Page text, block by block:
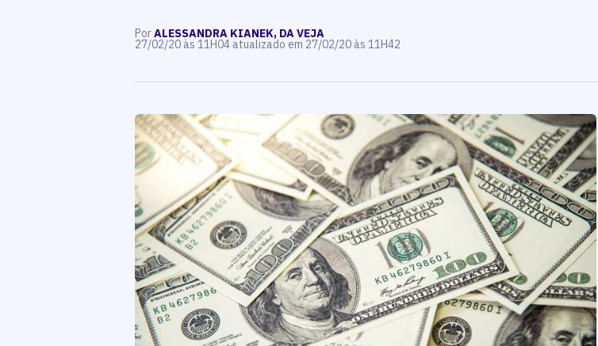
PorALESSANDRA KIANEK, DA VEJA
27/02/20 às 11H04 atualizado em 27/02/20 às 11H42